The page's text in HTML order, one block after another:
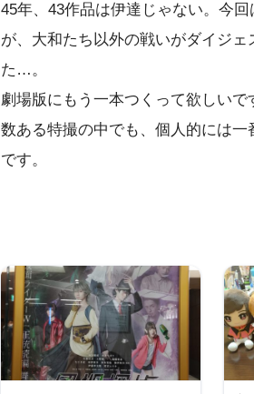
45年、43作品は伊達じゃない。今
が、大和たち以外の戦いがダイジ
た…。
劇場版にもう一本つくって欲しいで
数ある特撮の中でも、個人的には
です。